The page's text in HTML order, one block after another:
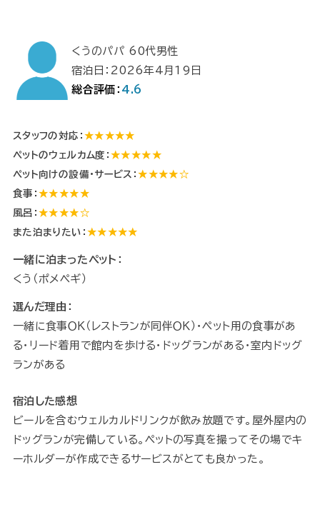
くうのパパ 60代男性
宿泊日：2026年4月19日
総合評価： 4.6
スタッフの対応： ★★★★★
ペットのウェルカム度：★★★★★
ペット向けの設備・サービス：★★★★☆
食事：★★★★★
風呂：★★★★☆
また泊まりたい： ★★★★★
一緒に泊まったペット：
くう（ポメペギ）
選んだ理由：
一緒に食事ＯＫ（レストランが同伴ＯＫ）・ペット用の食事があ
る・リード着用で館内を歩ける・ドッグランがある・室内ドッグ
ランがある
宿泊した感想
ビールを含むウェルカルドリンクが飲み放題です。屋外屋内の
ドッグランが完備している。ペットの写真を撮ってその場でキ
ーホルダーが作成できるサービスがとても良かった。